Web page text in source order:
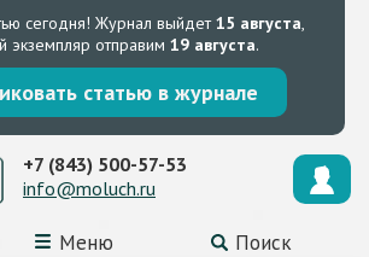
сегодня! Журнал выйдет15 августа,
экземпляр отправим 19 августа.
статью в журнале
Меню Поиск
+7 (843) 500-57-53
info@moluch.ru